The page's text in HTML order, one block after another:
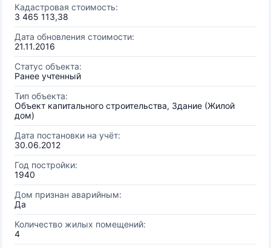
Кадастровая стоимость:
3 465 113,38
Дата обновления стоимости:
21.11.2016
Статус объекта:
Ранее учтенный
Тип объекта:
Объект капитального строительства, Здание (Жилой
дом)
Дата постановки на учёт:
30.06.2012
Год постройки:
1940
Дом признан аварийным:
Да
Количество жилых помещений:
4